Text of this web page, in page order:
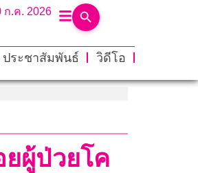
ก.ค. 2026
ประชาสัมพันธ์
วิดีโอ
ผู้ป่วยโค